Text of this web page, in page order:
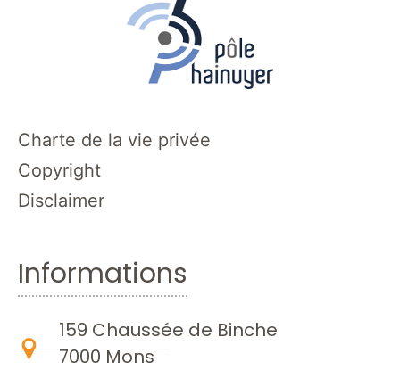
Charte de la vie privée
Copyright
Disclaimer
Informations
159 Chaussée de Binche
7000 Mons